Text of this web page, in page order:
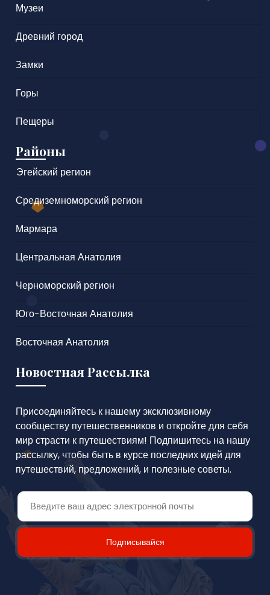
Музеи
Древний город
Замки
Горы
Пещеры
Районы
Эгейский регион
Средиземноморский регион
Мармара
Центральная Анатолия
Черноморский регион
Юго-Восточная Анатолия
Восточная Анатолия
Новостная Рассылка
Присоединяйтесь к нашему эксклюзивному
сообществу путешественников и откройте для себя
мир страсти к путешествиям! Подпишитесь на нашу
рассылку, чтобы быть в курсе последних идей для
путешествий, предложений, и полезные советы.
Подписывайся